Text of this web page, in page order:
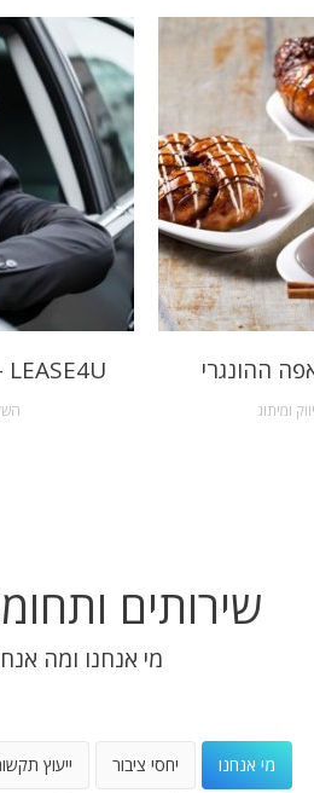
LEASE4U – יחסי ציבור רכב ההונגרי
ומיתוג
שירותים
מי אנחנו ומה
מי אנחנו יחסי ציבור ייעוץ